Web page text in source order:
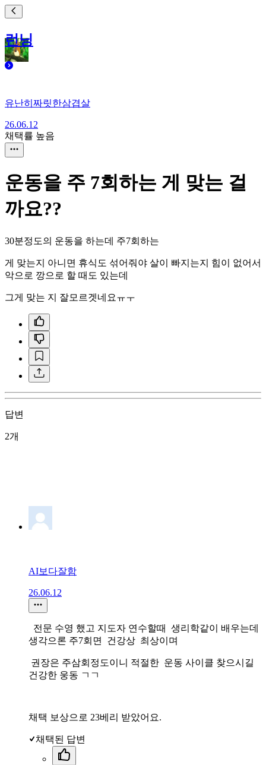
런닝
유난히짜릿한삼겹살
26.06.12
채택률 높음
운동을 주 7회하는 게 맞는 걸
까요??
30분정도의 운동을 하는데 주7회하는
게 맞는지 아니면 휴식도 섞어줘야 살이 빠지는지 힘이 없어서
악으로 깡으로 할 때도 있는데
그게 맞는 지 잘모르겟네요ㅠㅜ
답변
2개
AI보다잘함
26.06.12
전문 수영 했고 지도자 연수할때 생리학같이 배우는데
생각으론 주7회면 건강상 최상이며
권장은 주삼회정도이니 적절한 운동 사이클 찾으시길
건강한 웅동 ㄱㄱ
채택 보상으로 23베리 받았어요.
채택된 답변